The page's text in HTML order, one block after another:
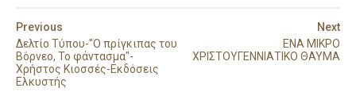
Next
ΕΝΑ ΜΙΚΡΟ
ΧΡΙΣΤΟΥΓΕΝΝΙΑΤΙΚΟ ΘΑΥΜΑ
Previous
Δελτίο Τύπου-"Ο πρίγκιπας του
Βόρνεο, Το φάντασμα"-
Χρήστος Κιοσσές-Εκδόσεις
Ελκυστής